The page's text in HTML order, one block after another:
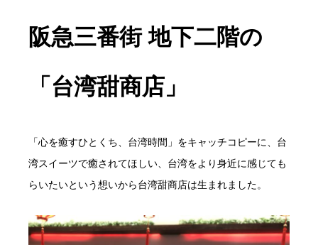
阪急三番街 地下二階の
「台湾甜商店」
「心を癒すひとくち、台湾時間」をキャッチコピーに、台
湾スイーツで癒されてほしい、台湾をより身近に感じても
らいたいという想いから台湾甜商店は生まれました。